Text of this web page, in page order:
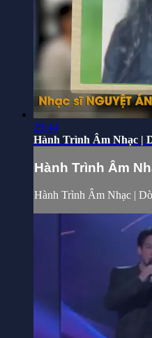
29:44
Hành Trình Âm Nhạc |
Hành Trình Âm
Hành Trình Âm Nhạc |